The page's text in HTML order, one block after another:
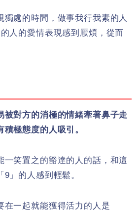
獨處的時間，做事我行我素的人
人的愛情表現感到厭煩，從而
被對方的消極的情緒牽著鼻子走
極態度的人吸引。
一笑置之的豁達的人的話，和這
」的人感到輕鬆。
在一起就能獲得活力的人是